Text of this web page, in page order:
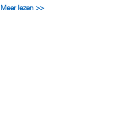
Meer lezen >>